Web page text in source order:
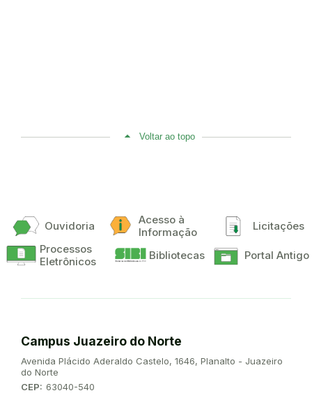
Voltar ao topo
Ouvidoria
Acesso à
Informação
Licitações
Processos
Eletrônicos
Bibliotecas Portal Antigo
Campus Juazeiro do Norte
Endereço:
Avenida Plácido Aderaldo Castelo, 1646, Planalto - Juazeiro
do Norte
CEP: 63040-540